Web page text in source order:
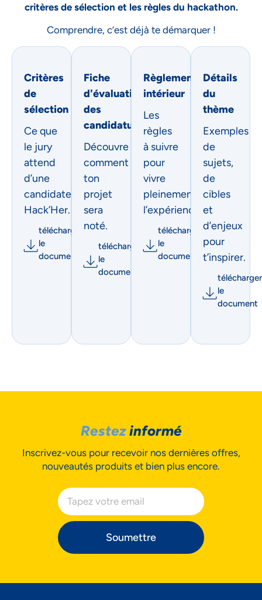
critères de sélection et les règles du hackathon.
Comprendre, c’est déjà te démarquer !
Critères
de
sélection
Ce que
le jury
attend
d’une
candidate
Hack’Her.
télécharger
le
document
Fiche
d'évaluation
des
candidatures
Découvre
comment
ton
projet
sera
noté.
télécharger
le
document
Règlement
intérieur
Les
règles
à suivre
pour
vivre
pleinement
l’expérience.
télécharger
le
document
Détails
du
thème
Exemples
de
sujets,
de
cibles
et
d’enjeux
pour
t’inspirer.
télécharger
le
document
Restezinformé
Inscrivez-vous pour recevoir nos dernières offres,
nouveautés produits et bien plus encore.
Soumettre